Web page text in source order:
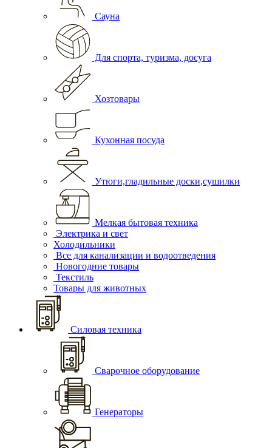
Сауна
Для спорта, туризма, досуга
Хозтовары
Кухонная посуда
Утюги,гладильные доски,сушилки
Мелкая бытовая техника
Электрика и свет
Холодильники
Все для канализации и водоотведения
Новогодние товары
Текстиль
Товары для животных
Силовая техника
Сварочное оборудование
Генераторы